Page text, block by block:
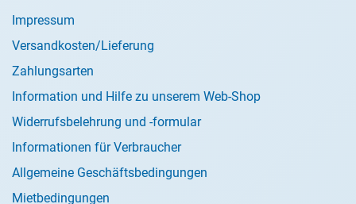
Impressum
Versandkosten/Lieferung
Zahlungsarten
Information und Hilfe zu unserem Web-Shop
Widerrufsbelehrung und -formular
Informationen für Verbraucher
Allgemeine Geschäftsbedingungen
Mietbedingungen